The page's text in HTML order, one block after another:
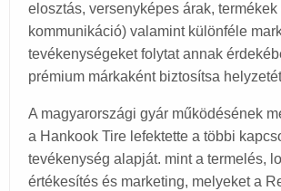
elosztás, versenyképes árak, termékek
kommunikáció) valamint különféle
tevékenységeket folytat annak
prémium márkaként biztosítsa
A magyarországi gyár működésének
a Hankook Tire lefektette a többi
tevékenység alapját. mint a termelés,
értékesítés és marketing, melyeket a